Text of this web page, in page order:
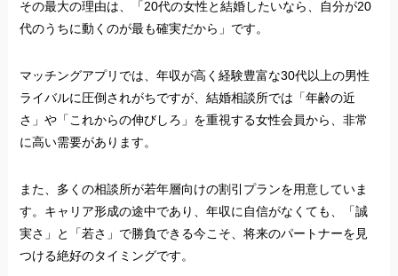
その最大の理由は、「20代の女性と結婚したいなら、自分が20
代のうちに動くのが最も確実だから」です。
マッチングアプリでは、年収が高く経験豊富な30代以上の男性
ライバルに圧倒されがちですが、結婚相談所では「年齢の近
さ」や「これからの伸びしろ」を重視する女性会員から、非常
に高い需要があります。
また、多くの相談所が若年層向けの割引プランを用意していま
す。キャリア形成の途中であり、年収に自信がなくても、「誠
実さ」と「若さ」で勝負できる今こそ、将来のパートナーを見
つける絶好のタイミングです。